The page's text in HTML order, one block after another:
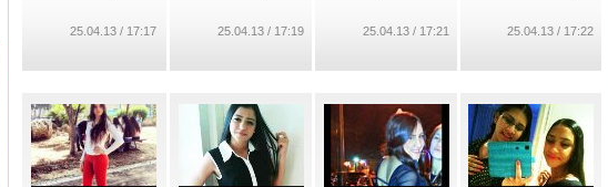
17:22 / 25.04.13
17:21 / 25.04.13
17:19 / 25.04.13
17:17 / 25.04.13